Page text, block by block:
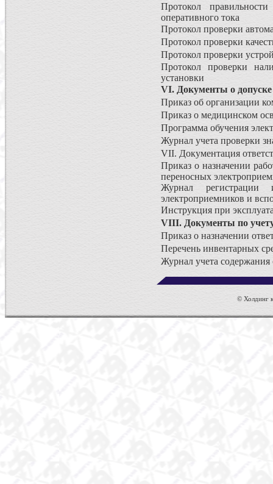
Протокол
оперативного тока
Протокол проверки
Протокол проверки
Протокол проверки
Протокол проверки
установки
VI. Документы о допуске
Приказ об организации
Приказ о медицинском
Программа обучения
Журнал учета проверки
VII. Документация
Приказ о назначении
переносных
Журнал регистрации
электроприемников и
Инструкция при
VIII. Документы по
Приказ о назначении
Перечень инвентарных
Журнал учета содержания
© Холдинг